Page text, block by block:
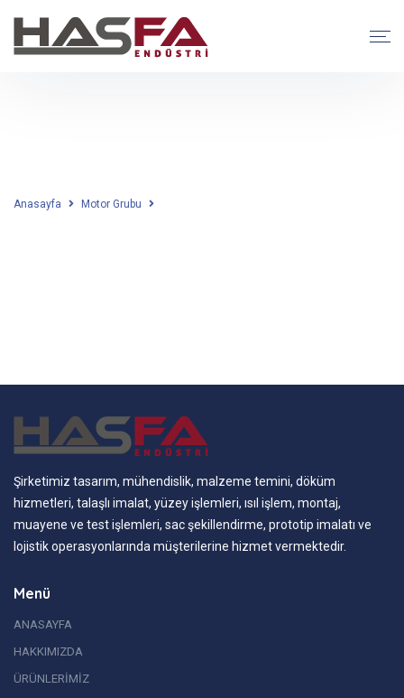
Anasayfa Motor Grubu
Şirketimiz tasarım, mühendislik, malzeme temini, döküm
hizmetleri, talaşlı imalat, yüzey işlemleri, ısıl işlem, montaj,
muayene ve test işlemleri, sac şekillendirme, prototip imalatı ve
lojistik operasyonlarında müşterilerine hizmet vermektedir.
Menü
ANASAYFA
HAKKIMIZDA
ÜRÜNLERİMİZ